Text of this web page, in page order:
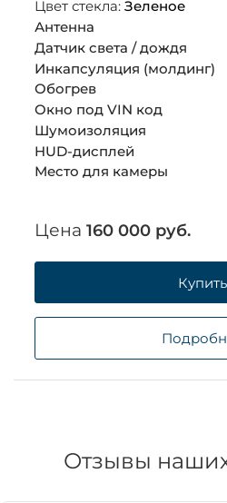
Цвет стекла: Зеленое
Антенна
Датчик света / дождя
Инкапсуляция (молдинг)
Обогрев
Окно под VIN код
Шумоизоляция
HUD-дисплей
Место для камеры
Цена 160 000 руб.
Купить
Отзывы